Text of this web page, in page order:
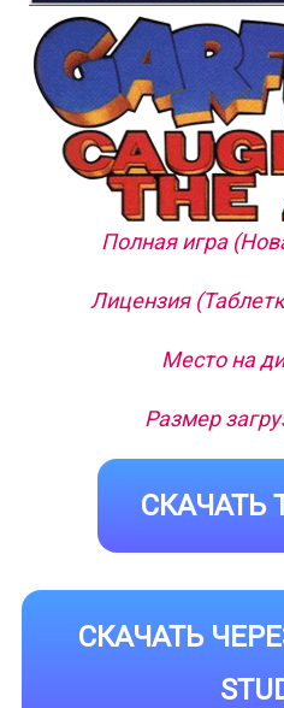
Полная игра
Лицензия
Место на
Размер
СКАЧАТЬ
СКАЧАТЬ